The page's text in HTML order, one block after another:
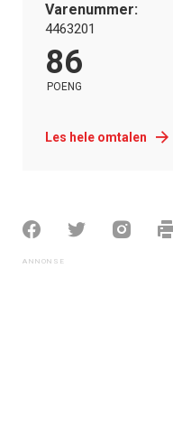
Varenummer:
4463201
86
POENG
Les hele omtalen